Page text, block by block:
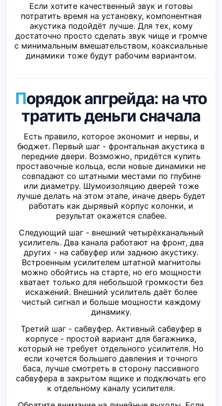
Если хотите качественный звук и готовы
потратить время на установку, компонентная
акустика подойдёт лучше. Для тех, кому
достаточно просто сделать звук чище и громче
с минимальным вмешательством, коаксиальные
динамики тоже будут рабочим вариантом.
Порядок апгрейда: на что
тратить деньги сначала
Есть правило, которое экономит и нервы, и
бюджет. Первый шаг - фронтальная акустика в
передние двери. Возможно, придётся купить
проставочные кольца, если новые динамики не
совпадают со штатными местами по глубине
или диаметру. Шумоизоляцию дверей тоже
лучше делать на этом этапе, иначе дверь будет
работать как дырявый корпус колонки, и
результат окажется слабее.
Следующий шаг - внешний четырёхканальный
усилитель. Два канала работают на фронт, два
других - на сабвуфер или заднюю акустику.
Встроенным усилителем штатной магнитолы
можно обойтись на старте, но его мощности
хватает только для небольшой громкости без
искажений. Внешний усилитель даёт более
чистый сигнал и больше мощности каждому
динамику.
Третий шаг - сабвуфер. Активный сабвуфер в
корпусе - простой вариант для багажника,
который не требует отдельного усилителя. Но
если хочется большего давления и точного
баса, лучше смотреть в сторону пассивного
сабвуфера в закрытом ящике и подключать его
к отдельному каналу усилителя.